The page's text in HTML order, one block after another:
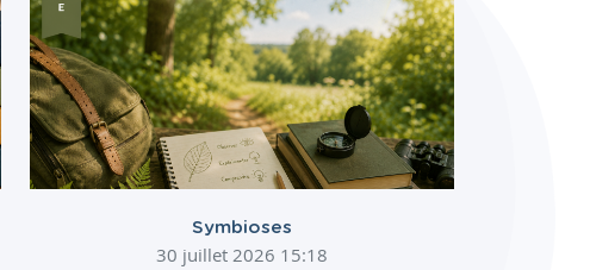
Symbioses
30 juillet 2026 15:18